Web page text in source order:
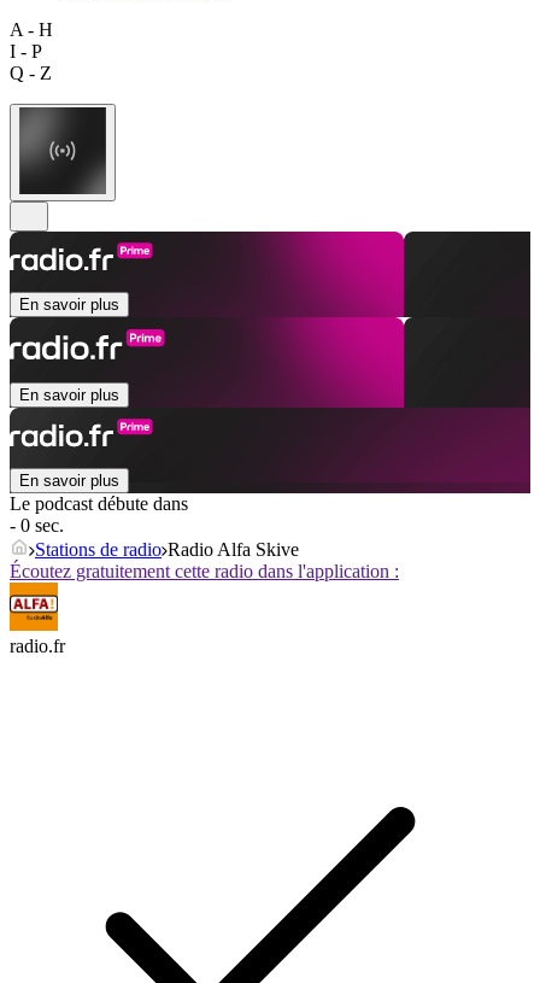
A - H
I - P
Q - Z
En savoir plus
En savoir plus
En savoir plus
Le podcast débute dans
- 0 sec.
Stations de radio Radio Alfa Skive
Écoutez gratuitement cette radio dans l'application :
radio.fr